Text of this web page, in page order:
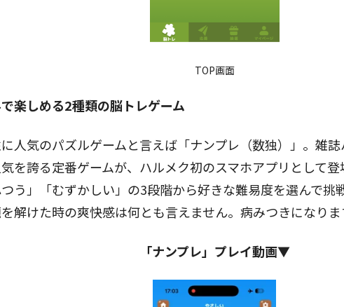
TOP画面
楽しめる2種類の脳トレゲーム
人気のパズルゲームと言えば「ナンプレ（数独）」。雑
を誇る定番ゲームが、ハルメク初のスマホアプリとして登
つう」「むずかしい」の3段階から好きな難易度を選んで挑
解けた時の爽快感は何とも言えません。病みつきになりま
「ナンプレ」プレイ動画▼
閉じる